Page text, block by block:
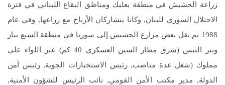
زراعة الحشيش في منطقة بعلبك ومناطق البقاع اللبناني في فترة
الاحتلال السوري للبنان, وكانا يتشاركان الأرباح مع زراعها, وفي عام
1988 تم نقل بعض مزارع الحشيش إلى سوريا في منطقة السبع بيار
وبير التيس (شرق مطار السين العسكري 40 كم) عبر اللواء علي
مملوك (شغل عدة مناصب, رئيس الاستخبارات الجوية, رئيس أمن
الدولة, مدير مكتب الأمن القومي, نائب الرئيس للشؤون الأمنية,